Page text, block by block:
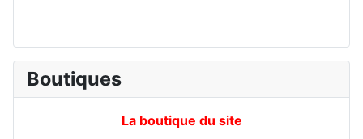
Boutiques
La boutique du site